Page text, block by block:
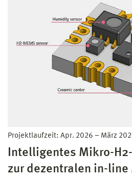
Projektlaufzeit: Apr. 2026 – März
Intelligentes Mikro-
zur dezentralen in-line